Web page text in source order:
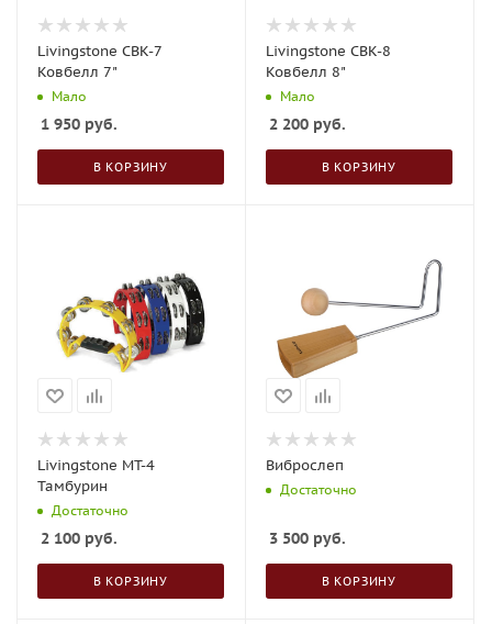
Livingstone CBK-7
Ковбелл 7"
Мало
1 950 руб.
В КОРЗИНУ
Livingstone CBK-8
Ковбелл 8"
Мало
2 200 руб.
В КОРЗИНУ
Livingstone MT-4
Тамбурин
Достаточно
2 100 руб.
В КОРЗИНУ
Виброслеп
Достаточно
3 500 руб.
В КОРЗИНУ